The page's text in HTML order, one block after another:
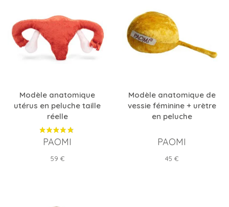
Modèle anatomique
utérus en peluche taille
réelle
PAOMI
Prix
59 €
Modèle anatomique de
vessie féminine + urètre
en peluche
PAOMI
Prix
45 €